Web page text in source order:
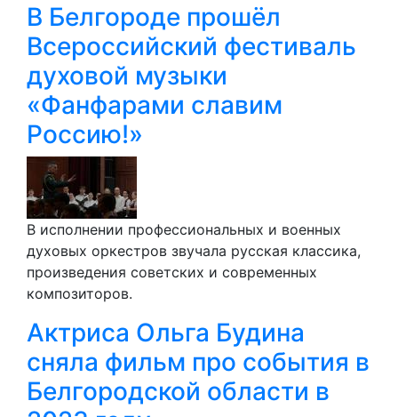
В Белгороде прошёл
Всероссийский фестиваль
духовой музыки
«Фанфарами славим
Россию!»
В исполнении профессиональных и военных
духовых оркестров звучала русская классика,
произведения советских и современных
композиторов.
Актриса Ольга Будина
сняла фильм про события в
Белгородской области в